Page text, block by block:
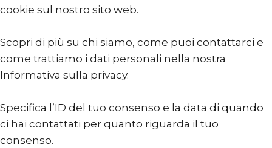
cookie sul nostro sito web.
Scopri di più su chi siamo, come puoi contattarci e
come trattiamo i dati personali nella nostra
Informativa sulla privacy.
Specifica l’ID del tuo consenso e la data di quando
ci hai contattati per quanto riguarda il tuo
consenso.